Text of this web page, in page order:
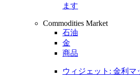
ます
Commodities Market
石油
金
商品
ウィジェット: 金利マ